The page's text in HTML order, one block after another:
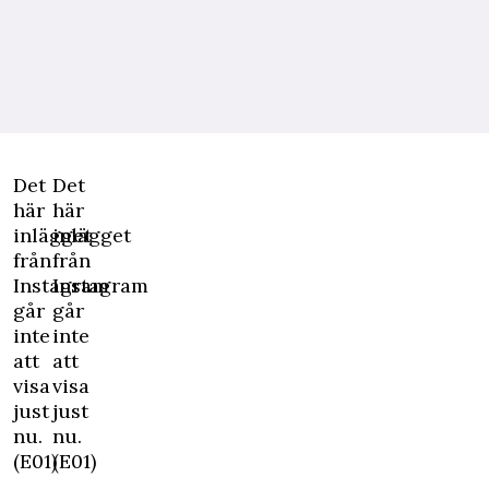
Det
här
inlägget
från
Instagram
går
inte
att
visa
just
nu.
(E01)
Det
här
inlägget
från
Instagram
går
inte
att
visa
just
nu.
(E01)